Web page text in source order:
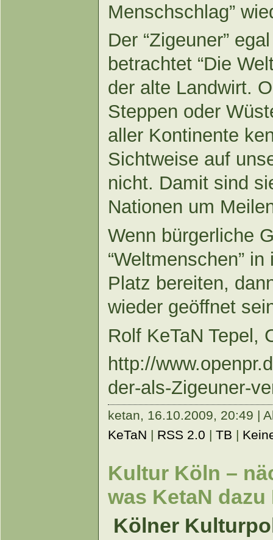
Menschschlag”
Der “Zigeuner”
betrachtet “Die
der alte Landwirt.
Steppen oder
aller Kontinente
Sichtweise auf
nicht. Damit sind
Nationen um
Wenn bürgerliche
“Weltmenschen”
Platz bereiten,
wieder geöffnet
Rolf KeTaN Tepel,
http://
der-als-Zigeuner-
ketan, 16.10.2009, 20:49 |
KeTaN | RSS 2.0 | TB |
Kultur Köln –
was KetaN dazu
Kölner